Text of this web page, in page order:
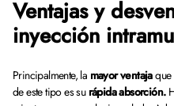
Ventajas y
inyección
Principalmente, la mayor ventajaque
de este tipo es su rápida absorción.